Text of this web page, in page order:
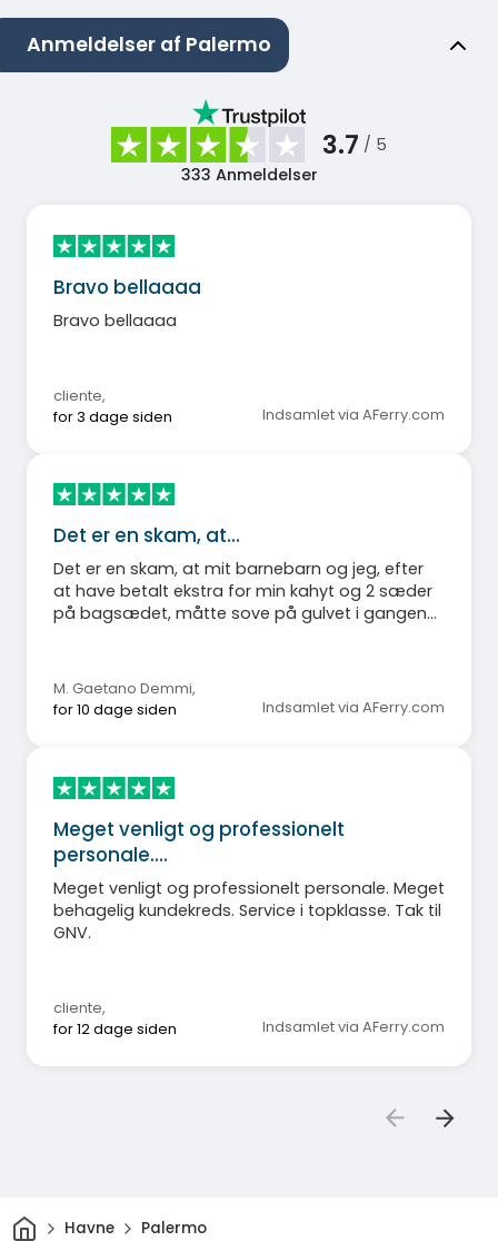
Anmeldelser af Palermo
3.7 / 5
333 Anmeldelser
Bravo bellaaaa
Bravo bellaaaa
cliente,
for 3 dage siden
Indsamlet via AFerry.com
Det er en skam, at…
Det er en skam, at mit barnebarn og jeg, efter
at have betalt ekstra for min kahyt og 2 sæder
på bagsædet, måtte sove på gulvet i gangene,
M. Gaetano Demmi,
for 10 dage siden
Indsamlet via AFerry.com
Meget venligt og professionelt
personale.…
Meget venligt og professionelt personale. Meget
behagelig kundekreds. Service i topklasse. Tak til
GNV.
cliente,
for 12 dage siden
Indsamlet via AFerry.com
HjemHavne Palermo